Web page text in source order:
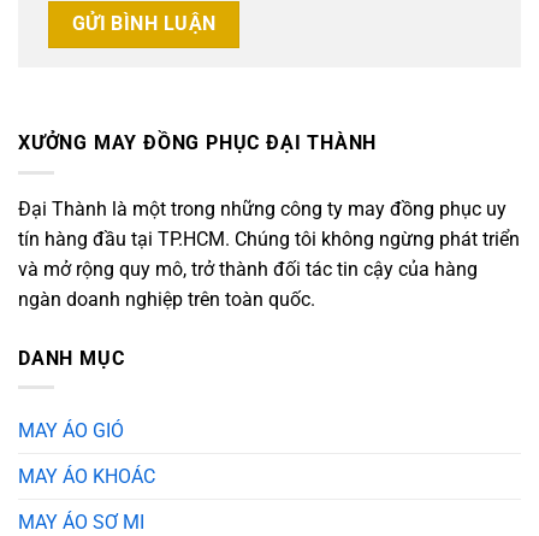
XƯỞNG MAY ĐỒNG PHỤC ĐẠI THÀNH
Đại Thành là một trong những công ty may đồng phục uy
tín hàng đầu tại TP.HCM. Chúng tôi không ngừng phát triển
và mở rộng quy mô, trở thành đối tác tin cậy của hàng
ngàn doanh nghiệp trên toàn quốc.
DANH MỤC
MAY ÁO GIÓ
MAY ÁO KHOÁC
MAY ÁO SƠ MI